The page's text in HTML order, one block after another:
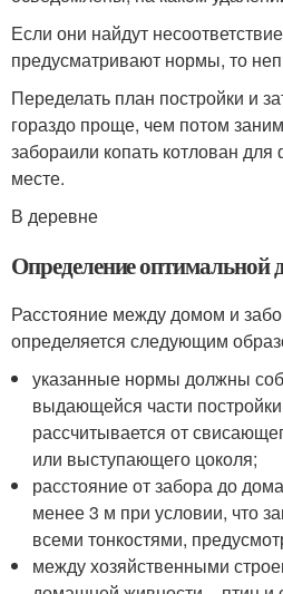
Если они найдут
предусматривают нормы, то
Переделать план постройки и
гораздо проще, чем потом
забораили копать котлован
месте.
В деревне
Определение оптимальной
Расстояние между домом и
определяется следующим
указанные нормы должны
выдающейся части
рассчитывается от
или выступающего цоколя;
расстояние от забора до
менее 3 м при условии, что
всеми тонкостями,
между хозяйственными